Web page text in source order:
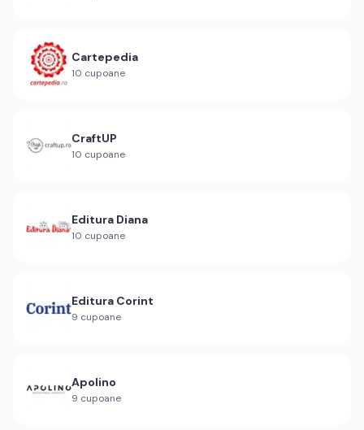
Cartepedia
10 cupoane
CraftUP
10 cupoane
Editura Diana
10 cupoane
Editura Corint
9 cupoane
Apolino
9 cupoane